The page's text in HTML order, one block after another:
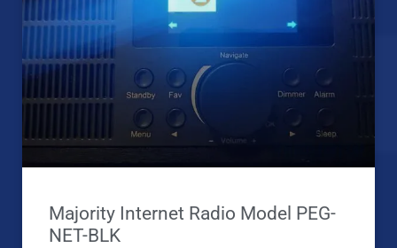
Majority Internet Radio Model PEG-
NET-BLK